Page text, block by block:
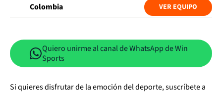
Colombia VER EQUIPO
Quiero unirme al canal de WhatsApp de Win
Sports
Si quieres disfrutar de la emoción del deporte, suscríbete a